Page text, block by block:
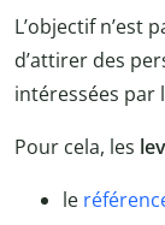
L’objectif n’est
d’attirer des
intéressées par
Pour cela, les
le